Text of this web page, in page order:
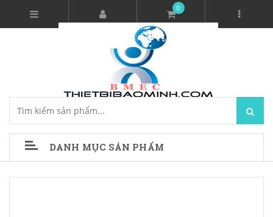
0
DANH MỤC SẢN PHẨM